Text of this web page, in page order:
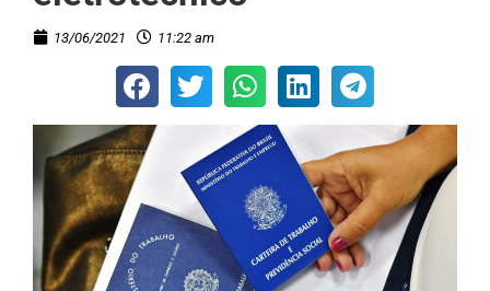
13/06/2021 11:22 am